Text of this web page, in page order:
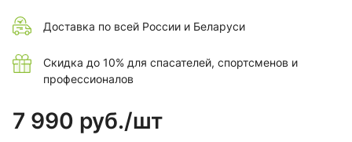
Доставка по всей России и Беларуси
Скидка до 10% для спасателей, спортсменов и
профессионалов
7 990 руб./шт